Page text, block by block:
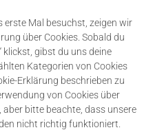
erste Mal besuchst, zeigen wir
über Cookies. Sobald du
klickst, gibst du uns deine
Kategorien von Cookies
Erklärung beschrieben zu
von Cookies über
bitte beachte, dass unsere
nicht richtig funktioniert.